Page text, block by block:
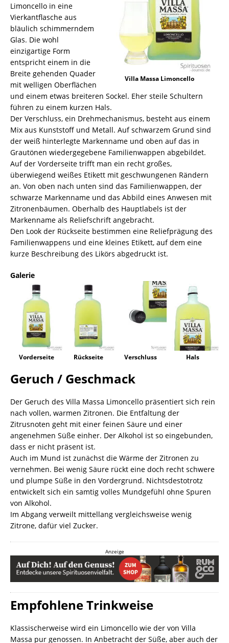
Villa Massa Limoncello
Limoncello in eine
Vierkantflasche aus
bläulich schimmerndem
Glas. Die wohl
einzigartige Form
entspricht einem in die
Breite gehenden Quader
mit welligen Oberflächen
und einem etwas breiteren Sockel. Eher steile Schultern
führen zu einem kurzen Hals.
Der Verschluss, ein Drehmechanismus, besteht aus einem
Mix aus Kunststoff und Metall. Auf schwarzem Grund sind
der weiß hinterlegte Markenname und oben auf das in
Grautönen wiedergegebene Familienwappen abgebildet.
Auf der Vorderseite trifft man ein recht großes,
überwiegend weißes Etikett mit geschwungenen Rändern
an. Von oben nach unten sind das Familienwappen, der
schwarze Markenname und das Abbild eines Anwesen mit
Zitronenbäumen. Oberhalb des Hauptlabels ist der
Markenname als Reliefschrift angebracht.
Den Look der Rückseite bestimmen eine Reliefprägung des
Familienwappens und eine kleines Etikett, auf dem eine
kurze Beschreibung des Likörs abgedruckt ist.
Galerie
Vorderseite Rückseite Verschluss Hals
Geruch / Geschmack
Der Geruch des Villa Massa Limoncello präsentiert sich rein
nach vollen, warmen Zitronen. Die Entfaltung der
Zitrusnoten geht mit einer feinen Säure und einer
angenehmen Süße einher. Der Alkohol ist so eingebunden,
dass er nicht präsent ist.
Auch im Mund ist zunächst die Wärme der Zitronen zu
vernehmen. Bei wenig Säure rückt eine doch recht schwere
und plumpe Süße in den Vordergrund. Nichtsdestotrotz
entwickelt sich ein samtig volles Mundgefühl ohne Spuren
von Alkohol.
Im Abgang verweilt mittellang vergleichsweise wenig
Zitrone, dafür viel Zucker.
Anzeige
Empfohlene Trinkweise
Klassischerweise wird ein Limoncello wie der von Villa
Massa pur genossen. In Anbetracht der Süße, aber auch der